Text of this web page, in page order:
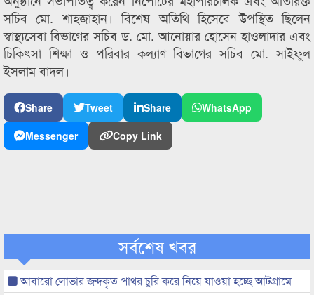
সচিব মো. শাহজাহান। বিশেষ অতিথি হিসেবে উপস্থিত ছিলেন
স্বাস্থ্যসেবা বিভাগের সচিব ড. মো. আনোয়ার হোসেন হাওলাদার এবং
চিকিৎসা শিক্ষা ও পরিবার কল্যাণ বিভাগের সচিব মো. সাইফুল
ইসলাম বাদল।
Share Tweet Share
WhatsApp
Messenger
Copy Link
সর্বশেষ খবর
আবারো লোভার জব্দকৃত পাথর চুরি করে নিয়ে যাওয়া হচ্ছে আটগ্রামে